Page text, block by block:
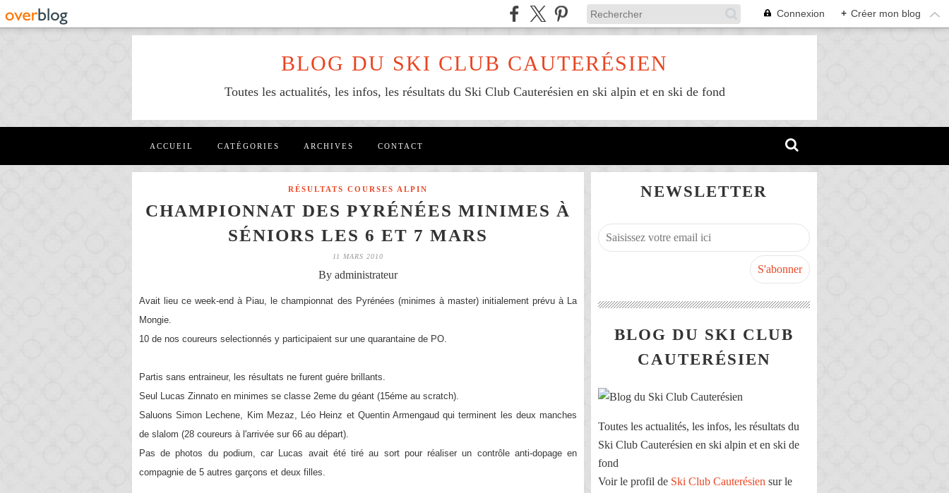
Connexion + Créer mon blog
BLOG DU SKI CLUB CAUTERÉSIEN
Toutes les actualités, les infos, les résultats du Ski Club Cauterésien en ski alpin et en ski de fond
ACCUEIL CATÉGORIES ARCHIVES CONTACT
RÉSULTATS COURSES ALPIN
CHAMPIONNAT DES PYRÉNÉES MINIMES À
SÉNIORS LES 6 ET 7 MARS
11 MARS 2010
By administrateur
Avait lieu ce week-end à Piau, le championnat des Pyrénées (minimes à master) initialement prévu à La
Mongie.
10 de nos coureurs selectionnés y participaient sur une quarantaine de PO.
Partis sans entraineur, les résultats ne furent guére brillants.
Seul Lucas Zinnato en minimes se classe 2eme du géant (15éme au scratch).
Saluons Simon Lechene, Kim Mezaz, Léo Heinz et Quentin Armengaud qui terminent les deux manches
de slalom (28 coureurs à l'arrivée sur 66 au départ).
Pas de photos du podium, car Lucas avait été tiré au sort pour réaliser un contrôle anti-dopage en
compagnie de 5 autres garçons et deux filles.
NEWSLETTER
BLOG DU SKI CLUB
CAUTERÉSIEN
Toutes les actualités, les infos, les résultats du
Ski Club Cauterésien en ski alpin et en ski de
fond
Voir le profil de Ski Club Cauterésien sur le